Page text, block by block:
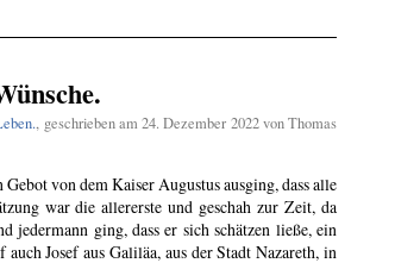
, geschrieben am 24. Dezember 2022 von Thomas
Gebot von dem Kaiser Augustus ausging, dass alle
war die allererste und geschah zur Zeit, da
ging, dass er sich schätzen ließe, ein
Josef aus Galiläa, aus der Stadt Nazareth, in